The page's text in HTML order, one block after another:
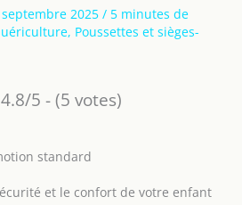
2025 / 5 minutes de
, Poussettes et sièges-
4.8/5 - (5 votes)
et le confort de votre enfant